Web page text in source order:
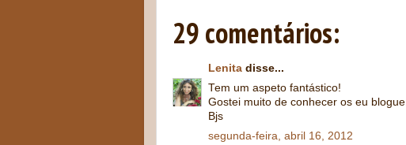
29 comentários:
Lenita disse...
Tem um aspeto fantástico!
Gostei muito de conhecer os eu blogue.
Bjs
segunda-feira, abril 16, 2012